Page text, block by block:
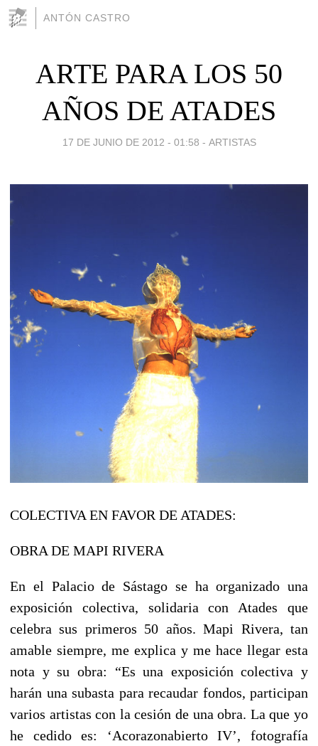
ANTÓN CASTRO
ARTE PARA LOS 50
AÑOS DE ATADES
17 DE JUNIO DE 2012 - 01:58 - ARTISTAS
COLECTIVA EN FAVOR DE ATADES:
OBRA DE MAPI RIVERA
En el Palacio de Sástago se ha organizado una
exposición colectiva, solidaria con Atades que
celebra sus primeros 50 años. Mapi Rivera, tan
amable siempre, me explica y me hace llegar esta
nota y su obra: “Es una exposición colectiva y
harán una subasta para recaudar fondos, participan
varios artistas con la cesión de una obra. La que yo
he cedido es: ‘Acorazonabierto IV’, fotografía